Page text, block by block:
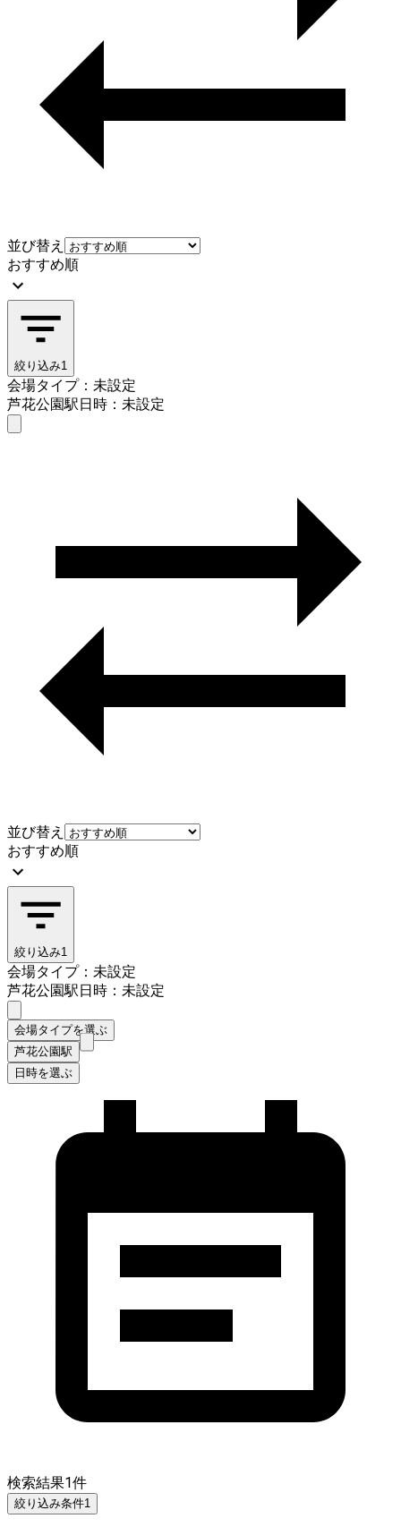
並び替え
おすすめ順
絞り込み1
会場タイプ：未設定
芦花公園駅日時：未設定
並び替え
おすすめ順
絞り込み1
会場タイプ：未設定
芦花公園駅日時：未設定
会場タイプを選ぶ
芦花公園駅
日時を選ぶ
検索結果1件
絞り込み条件1